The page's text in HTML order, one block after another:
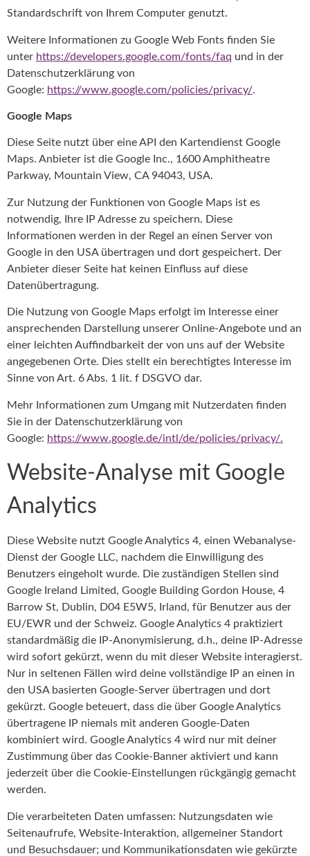
Standardschrift von Ihrem Computer genutzt.
Weitere Informationen zu Google Web Fonts finden Sie
unter https://developers.google.com/fonts/faq und in der
Datenschutzerklärung von
Google: https://www.google.com/policies/privacy/.
Google Maps
Diese Seite nutzt über eine API den Kartendienst Google
Maps. Anbieter ist die Google Inc., 1600 Amphitheatre
Parkway, Mountain View, CA 94043, USA.
Zur Nutzung der Funktionen von Google Maps ist es
notwendig, Ihre IP Adresse zu speichern. Diese
Informationen werden in der Regel an einen Server von
Google in den USA übertragen und dort gespeichert. Der
Anbieter dieser Seite hat keinen Einfluss auf diese
Datenübertragung.
Die Nutzung von Google Maps erfolgt im Interesse einer
ansprechenden Darstellung unserer Online-Angebote und an
einer leichten Auffindbarkeit der von uns auf der Website
angegebenen Orte. Dies stellt ein berechtigtes Interesse im
Sinne von Art. 6 Abs. 1 lit. f DSGVO dar.
Mehr Informationen zum Umgang mit Nutzerdaten finden
Sie in der Datenschutzerklärung von
Google: https://www.google.de/intl/de/policies/privacy/.
Website-Analyse mit Google
Analytics
Diese Website nutzt Google Analytics 4, einen Webanalyse-
Dienst der Google LLC, nachdem die Einwilligung des
Benutzers eingeholt wurde. Die zuständigen Stellen sind
Google Ireland Limited, Google Building Gordon House, 4
Barrow St, Dublin, D04 E5W5, Irland, für Benutzer aus der
EU/EWR und der Schweiz. Google Analytics 4 praktiziert
standardmäßig die IP-Anonymisierung, d.h., deine IP-Adresse
wird sofort gekürzt, wenn du mit dieser Website interagierst.
Nur in seltenen Fällen wird deine vollständige IP an einen in
den USA basierten Google-Server übertragen und dort
gekürzt. Google beteuert, dass die über Google Analytics
übertragene IP niemals mit anderen Google-Daten
kombiniert wird. Google Analytics 4 wird nur mit deiner
Zustimmung über das Cookie-Banner aktiviert und kann
jederzeit über die Cookie-Einstellungen rückgängig gemacht
werden.
Die verarbeiteten Daten umfassen: Nutzungsdaten wie
Seitenaufrufe, Website-Interaktion, allgemeiner Standort
und Besuchsdauer; und Kommunikationsdaten wie gekürzte